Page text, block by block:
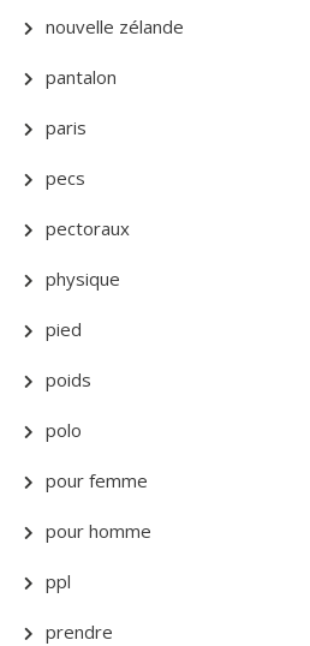
nouvelle zélande
pantalon
paris
pecs
pectoraux
physique
pied
poids
polo
pour femme
pour homme
ppl
prendre